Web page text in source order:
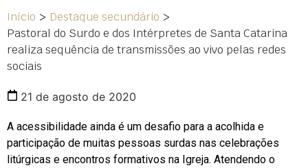
Início > Destaque secundário >
Pastoral do Surdo e dos Intérpretes de Santa Catarina
realiza sequência de transmissões ao vivo pelas redes
sociais
21 de agosto de 2020
A acessibilidade ainda é um desafio para a acolhida e
participação de muitas pessoas surdas nas celebrações
litúrgicas e encontros formativos na Igreja. Atendendo o